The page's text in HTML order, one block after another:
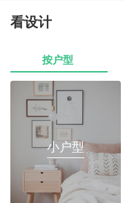
07-17 郭先生
07-17 朱小姐
07-17 董先生
07-17 葛小姐
看设计
按户型
小户型